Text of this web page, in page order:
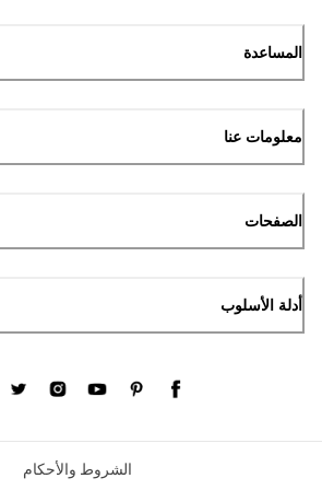
المساعدة
معلومات عنا
الصفحات
أدلة الأسلوب
الشروط والأحكام